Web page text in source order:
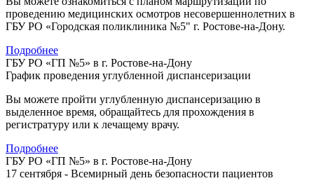
проведению медицинских осмотров несовершеннолетних в
ГБУ РО «Городская поликлиника №5" г. Ростове-на-Дону.
Подробнее
ГБУ РО «ГП №5» в г. Ростове-на-Дону
График проведения углубленной диспансеризации
Вы можете пройти углубленную диспансеризацию в
выделенное время, обращайтесь для прохождения в
регистратуру или к лечащему врачу.
Подробнее
ГБУ РО «ГП №5» в г. Ростове-на-Дону
17 сентября - Всемирный день безопасности пациентов